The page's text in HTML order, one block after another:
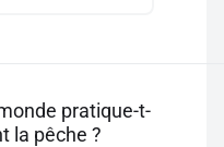
pratique-t-
la pêche ?